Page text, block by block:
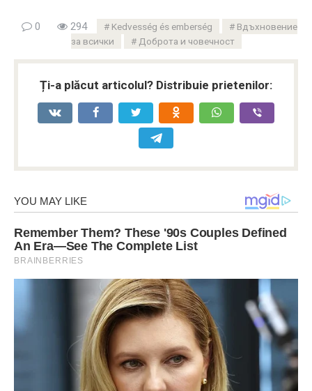
0 294 Kedvesség és emberség
Вдъхновение
за всички
Доброта и човечност
Ți-a plăcut articolul? Distribuie prietenilor: